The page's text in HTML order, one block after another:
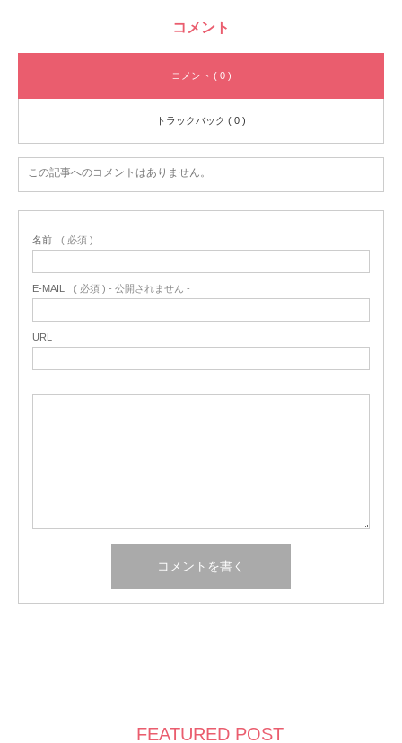
コメント
コメント ( 0 )
トラックバック ( 0 )
この記事へのコメントはありません。
名前 ( 必須 )
E-MAIL ( 必須 ) - 公開されません -
URL
FEATURED POST